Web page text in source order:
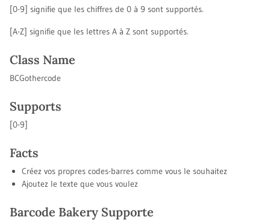
[0-9] signifie que les chiffres de 0 à 9 sont supportés.
[A-Z] signifie que les lettres A à Z sont supportés.
Class Name
BCGothercode
Supports
[0-9]
Facts
Créez vos propres codes-barres comme vous le souhaitez
Ajoutez le texte que vous voulez
Barcode Bakery Supporte